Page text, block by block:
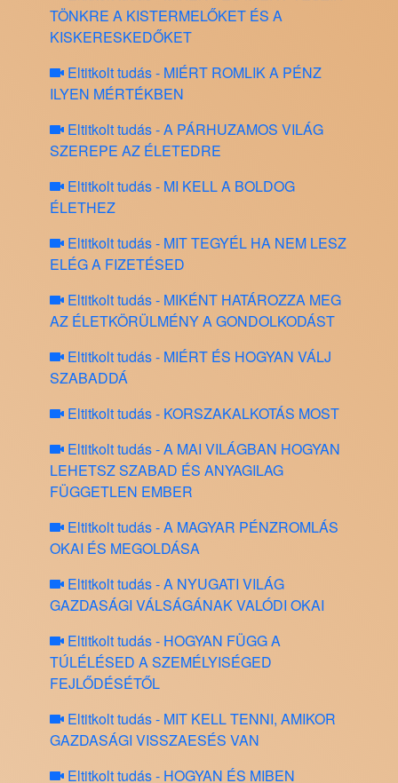
TÖNKRE A KISTERMELŐKET ÉS A
KISKERESKEDŐKET
Eltitkolt tudás - MIÉRT ROMLIK A PÉNZ
ILYEN MÉRTÉKBEN
Eltitkolt tudás - A PÁRHUZAMOS VILÁG
SZEREPE AZ ÉLETEDRE
Eltitkolt tudás - MI KELL A BOLDOG
ÉLETHEZ
Eltitkolt tudás - MIT TEGYÉL HA NEM LESZ
ELÉG A FIZETÉSED
Eltitkolt tudás - MIKÉNT HATÁROZZA MEG
AZ ÉLETKÖRÜLMÉNY A GONDOLKODÁST
Eltitkolt tudás - MIÉRT ÉS HOGYAN VÁLJ
SZABADDÁ
Eltitkolt tudás - KORSZAKALKOTÁS MOST
Eltitkolt tudás - A MAI VILÁGBAN HOGYAN
LEHETSZ SZABAD ÉS ANYAGILAG
FÜGGETLEN EMBER
Eltitkolt tudás - A MAGYAR PÉNZROMLÁS
OKAI ÉS MEGOLDÁSA
Eltitkolt tudás - A NYUGATI VILÁG
GAZDASÁGI VÁLSÁGÁNAK VALÓDI OKAI
Eltitkolt tudás - HOGYAN FÜGG A
TÚLÉLÉSED A SZEMÉLYISÉGED
FEJLŐDÉSÉTŐL
Eltitkolt tudás - MIT KELL TENNI, AMIKOR
GAZDASÁGI VISSZAESÉS VAN
Eltitkolt tudás - HOGYAN ÉS MIBEN